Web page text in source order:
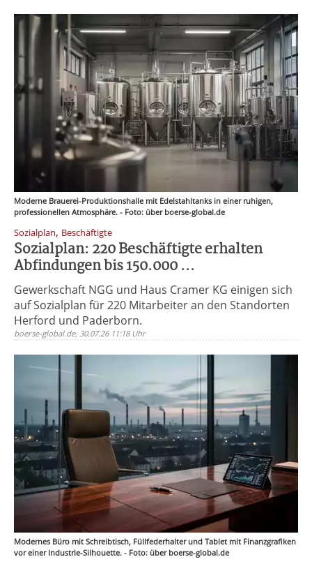
Moderne Brauerei-Produktionshalle mit Edelstahltanks in einer ruhigen,
professionellen Atmosphäre. - Foto: über boerse-global.de
Sozialplan, Beschäftigte
Sozialplan: 220 Beschäftigte erhalten
Abfindungen bis 150.000 ...
Gewerkschaft NGG und Haus Cramer KG einigen sich
auf Sozialplan für 220 Mitarbeiter an den Standorten
Herford und Paderborn.
boerse-global.de, 30.07.26 11:18 Uhr
Modernes Büro mit Schreibtisch, Füllfederhalter und Tablet mit Finanzgrafiken
vor einer Industrie-Silhouette. - Foto: über boerse-global.de